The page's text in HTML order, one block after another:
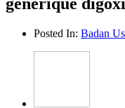
Posted In: Badan